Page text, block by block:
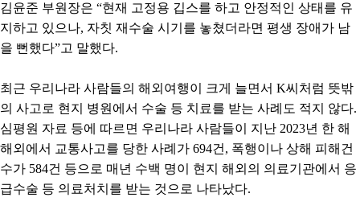
김윤준 부원장은 “현재 고정용 깁스를 하고 안정적인 상태를 유
지하고 있으나, 자칫 재수술 시기를 놓쳤더라면 평생 장애가 남
을 뻔했다”고 말했다.
최근 우리나라 사람들의 해외여행이 크게 늘면서 K씨처럼 뜻밖
의 사고로 현지 병원에서 수술 등 치료를 받는 사례도 적지 않다.
심평원 자료 등에 따르면 우리나라 사람들이 지난 2023년 한 해
해외에서 교통사고를 당한 사례가 694건 , 폭행이나 상해 피해건
수가 584건 등으로 매년 수백 명이 현지 해외의 의료기관에서 응
급수술 등 의료처치를 받는 것으로 나타났다.